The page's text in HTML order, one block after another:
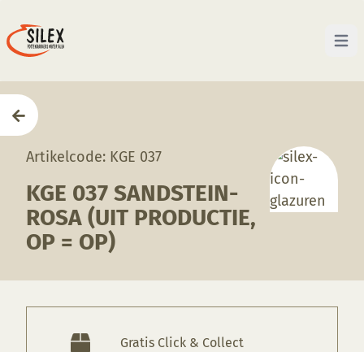
Open
Artikelcode: KGE 037
KGE 037 SANDSTEIN-
ROSA (UIT PRODUCTIE,
OP = OP)
Gratis Click & Collect